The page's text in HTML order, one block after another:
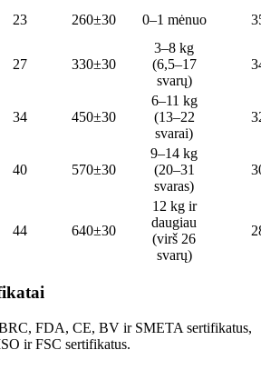
23 260±30 0–1 mėnuo
27 330±30
3–8 kg
(6,5–17
svarų)
34 450±30
6–11 kg
(13–22
svarai)
40 570±30
9–14 kg
(20–31
svaras)
44 640±30
12 kg ir
daugiau
(virš 26
svarų)
FDA, CE, BV ir SMETA sertifikatus,
ir FSC sertifikatus.